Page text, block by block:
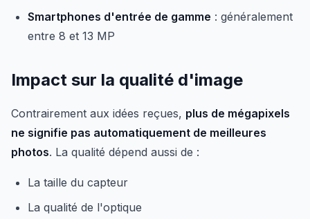
Smartphones d'entrée de gamme : généralement
entre 8 et 13 MP
Impact sur la qualité d'image
Contrairement aux idées reçues, plus de mégapixels
ne signifie pas automatiquement de meilleures
photos. La qualité dépend aussi de :
La taille du capteur
La qualité de l'optique